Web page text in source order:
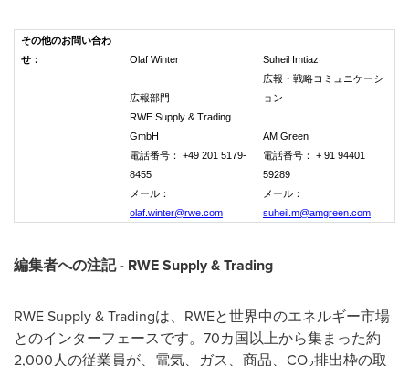
その他のお問い合わ
せ：
Olaf Winter Suheil Imtiaz
広報部門
広報・戦略コミュニケーシ
ョン
RWE Supply & Trading
GmbH
AM Green
電話番号： +49 201 5179-
8455
電話番号： + 91 94401
59289
メール：
olaf.winter@rwe.com
メール：
suheil.m@amgreen.com
編集者への注記- RWE Supply & Trading
RWE Supply & Tradingは、RWEと世界中のエネルギー市場
とのインターフェースです。70カ国以上から集まった約
2,000人の従業員が、電気、ガス、商品、CO 排出枠の取